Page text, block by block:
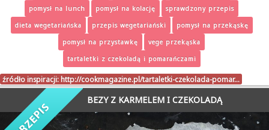
pomysł na lunch
pomysł na kolację
sprawdzony przepis
dieta wegetariańska
przepis wegetariański
pomysł na przekąskę
pomysł na przystawkę
vege przekąska
tartaletki z czekoladą i pomarańczami
źródło inspiracji: http://cookmagazine.pl/tartaletki-czekolada-pomar…
BEZY Z KARMELEM I CZEKOLADĄ